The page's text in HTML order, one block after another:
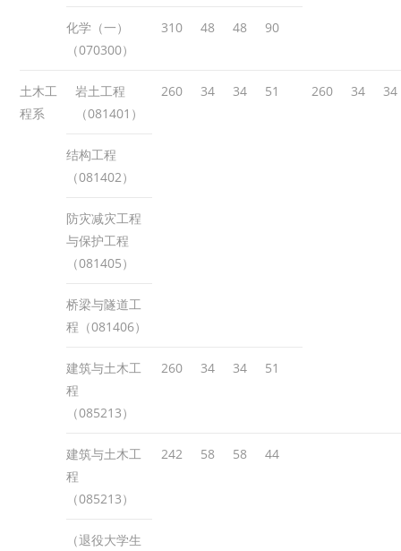
化学（一）
（070300）
310 48 48 90
土木工
程系
岩土工程
（081401）
260 34 34 51 260 34 34
结构工程
（081402）
防灾减灾工程
与保护工程
（081405）
桥梁与隧道工
程（081406）
建筑与土木工
程
（085213）
260 34 34 51
建筑与土木工
程
（085213）
242 58 58 44
（退役大学生